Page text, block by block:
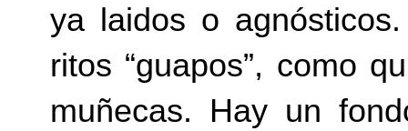
ya laidos o
ritos “guapos”, como
muñecas. Hay un